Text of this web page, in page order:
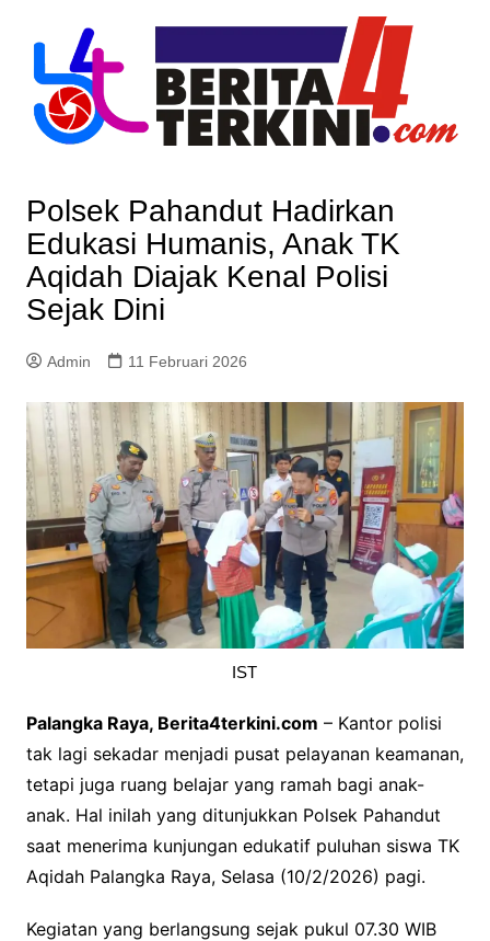
content
Polsek Pahandut Hadirkan
Edukasi Humanis, Anak TK
Aqidah Diajak Kenal Polisi
Sejak Dini
Admin 11 Februari 2026
IST
Palangka Raya, Berita4terkini.com – Kantor polisi
tak lagi sekadar menjadi pusat pelayanan keamanan,
tetapi juga ruang belajar yang ramah bagi anak-
anak. Hal inilah yang ditunjukkan Polsek Pahandut
saat menerima kunjungan edukatif puluhan siswa TK
Aqidah Palangka Raya, Selasa (10/2/2026) pagi.
Kegiatan yang berlangsung sejak pukul 07.30 WIB